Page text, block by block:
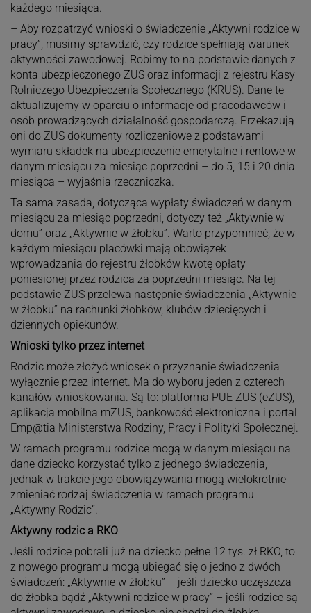
każdego miesiąca.
– Aby rozpatrzyć wnioski o świadczenie „Aktywni rodzice w
pracy”, musimy sprawdzić, czy rodzice spełniają warunek
aktywności zawodowej. Robimy to na podstawie danych z
konta ubezpieczonego ZUS oraz informacji z rejestru Kasy
Rolniczego Ubezpieczenia Społecznego (KRUS). Dane te
aktualizujemy w oparciu o informacje od pracodawców i
osób prowadzących działalność gospodarczą. Przekazują
oni do ZUS dokumenty rozliczeniowe z podstawami
wymiaru składek na ubezpieczenie emerytalne i rentowe w
danym miesiącu za miesiąc poprzedni – do 5, 15 i 20 dnia
miesiąca – wyjaśnia rzeczniczka.
Ta sama zasada, dotycząca wypłaty świadczeń w danym
miesiącu za miesiąc poprzedni, dotyczy też „Aktywnie w
domu” oraz „Aktywnie w żłobku”. Warto przypomnieć, że w
każdym miesiącu placówki mają obowiązek
wprowadzania do rejestru żłobków kwotę opłaty
poniesionej przez rodzica za poprzedni miesiąc. Na tej
podstawie ZUS przelewa następnie świadczenia „Aktywnie
w żłobku” na rachunki żłobków, klubów dziecięcych i
dziennych opiekunów.
Wnioski tylko przez internet
Rodzic może złożyć wniosek o przyznanie świadczenia
wyłącznie przez internet. Ma do wyboru jeden z czterech
kanałów wnioskowania. Są to: platforma PUE ZUS (eZUS),
aplikacja mobilna mZUS, bankowość elektroniczna i portal
Emp@tia Ministerstwa Rodziny, Pracy i Polityki Społecznej.
W ramach programu rodzice mogą w danym miesiącu na
dane dziecko korzystać tylko z jednego świadczenia,
jednak w trakcie jego obowiązywania mogą wielokrotnie
zmieniać rodzaj świadczenia w ramach programu
„Aktywny Rodzic”.
Aktywny rodzic a RKO
Jeśli rodzice pobrali już na dziecko pełne 12 tys. zł RKO, to
z nowego programu mogą ubiegać się o jedno z dwóch
świadczeń: „Aktywnie w żłobku” – jeśli dziecko uczęszcza
do żłobka bądź „Aktywni rodzice w pracy” – jeśli rodzice są